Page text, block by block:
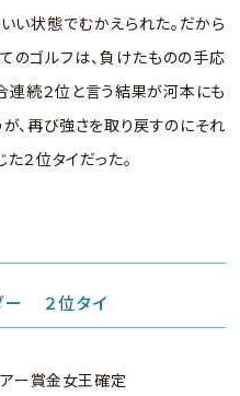
い状態でむかえられた。だから
のゴルフは、負けたものの手応
連続２位と言う結果が河本にも
、再び強さを取り戻すのにそれ
２位タイだった。
ー ２位タイ
アー賞金女王確定